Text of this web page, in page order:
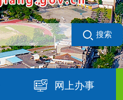
搜索
网上办事